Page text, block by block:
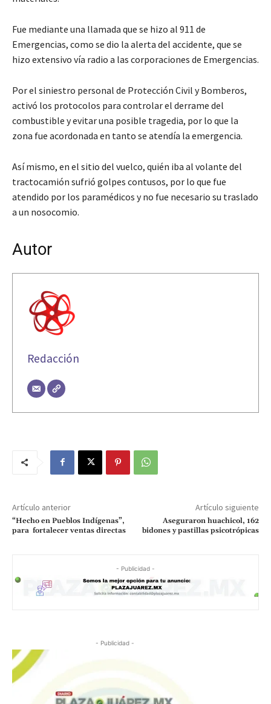
Fue mediante una llamada que se hizo al 911 de
Emergencias, como se dio la alerta del accidente, que se
hizo extensivo vía radio a las corporaciones de Emergencias.
Por el siniestro personal de Protección Civil y Bomberos,
activó los protocolos para controlar el derrame del
combustible y evitar una posible tragedia, por lo que la
zona fue acordonada en tanto se atendía la emergencia.
Así mismo, en el sitio del vuelco, quién iba al volante del
tractocamión sufrió golpes contusos, por lo que fue
atendido por los paramédicos y no fue necesario su traslado
a un nosocomio.
Autor
Redacción
Artículo anterior
“Hecho en Pueblos Indígenas”,
para fortalecer ventas directas
Artículo siguiente
Aseguraron huachicol, 162
bidones y pastillas psicotrópicas
- Publicidad -
- Publicidad -